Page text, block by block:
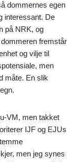
dommernes egen
interessant. De
på NRK, og
fremstår
og vilje til
men
måte. En slik
VM, men takket
IJF og EJUs
men jeg synes